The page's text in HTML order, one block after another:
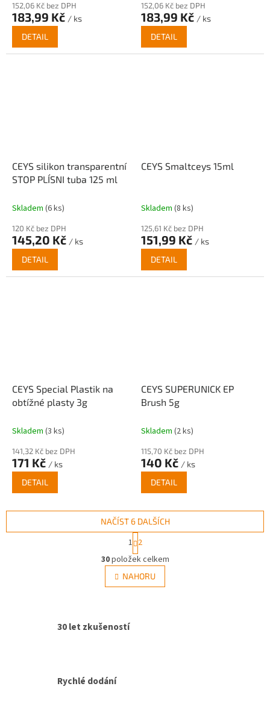
152,06 Kč bez DPH
183,99 Kč / ks
DETAIL
152,06 Kč bez DPH
183,99 Kč / ks
DETAIL
CEYS silikon transparentní
STOP PLÍSNI tuba 125 ml
Skladem (6 ks)
120 Kč bez DPH
145,20 Kč / ks
DETAIL
CEYS Smaltceys 15ml
Skladem (8 ks)
125,61 Kč bez DPH
151,99 Kč / ks
DETAIL
CEYS Special Plastik na
obtížné plasty 3g
Skladem (3 ks)
141,32 Kč bez DPH
171 Kč / ks
DETAIL
CEYS SUPERUNICK EP
Brush 5g
Skladem (2 ks)
115,70 Kč bez DPH
140 Kč / ks
DETAIL
O
v
l
á
NAČÍST 6 DALŠÍCH
S
t
r
á
n
k
1 2
30položek celkem
NAHORU
30 let zkušeností
Rychlé dodání